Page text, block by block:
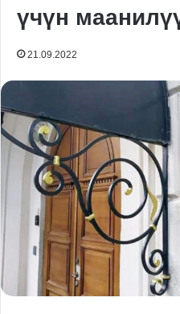
үчүн
21.09.2022